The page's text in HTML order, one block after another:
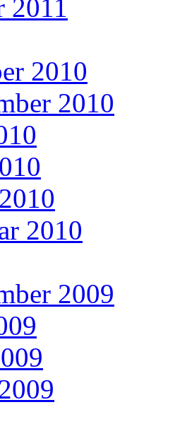
2011
2010
2010
2010
2009